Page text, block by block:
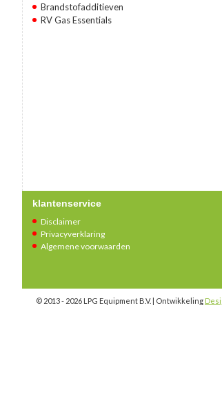
Brandstofadditieven
RV Gas Essentials
klantenservice
Disclaimer
Privacyverklaring
Algemene voorwaarden
© 2013 - 2026 LPG Equipment B.V. | Ontwikkeling